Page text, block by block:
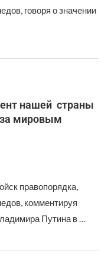
говоря о значении
нашей страны
за мировым
правопорядка,
комментируя
Путина в …